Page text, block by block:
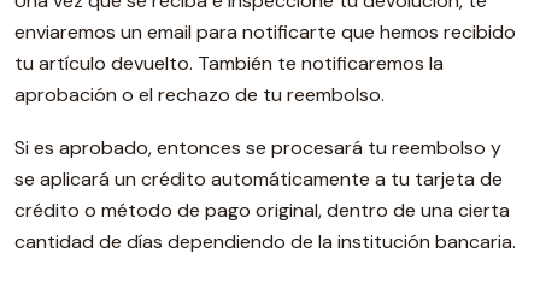
enviaremos un email para notificarte que hemos recibido
tu artículo devuelto. También te notificaremos la
aprobación o el rechazo de tu reembolso.
Si es aprobado, entonces se procesará tu reembolso y
se aplicará un crédito automáticamente a tu tarjeta de
crédito o método de pago original, dentro de una cierta
cantidad de días dependiendo de la institución bancaria.